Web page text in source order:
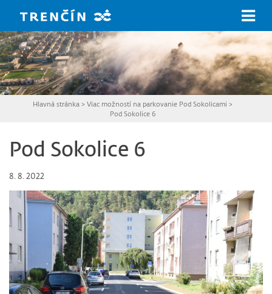
Hlavná stránka > Viac možností na parkovanie Pod Sokolicami >
Pod Sokolice 6
Pod Sokolice 6
8. 8. 2022